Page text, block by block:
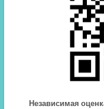
Независимая